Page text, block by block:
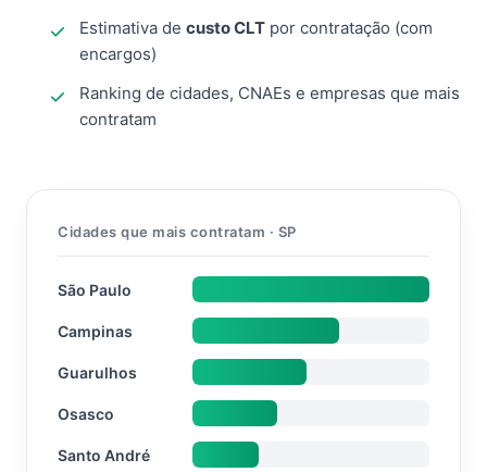
Estimativa de custo CLT por contratação (com
encargos)
Ranking de cidades, CNAEs e empresas que mais
contratam
Cidades que mais contratam · SP
São Paulo
Campinas
Guarulhos
Osasco
Santo André